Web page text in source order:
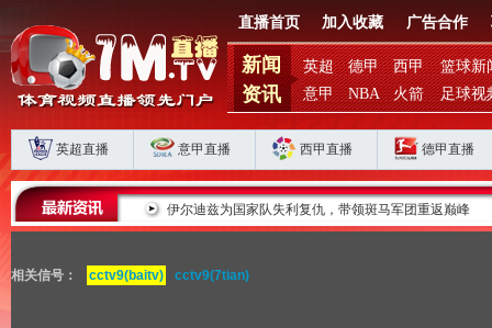
直播首页 加入收藏 广告合作
新闻
资讯
英超 德甲 西甲
篮球新
意甲
NBA 火箭 足球视
英超直播 意甲直播 西甲直播 德甲直播
扣分时代生存 伊尔迪兹为国家队失利复仇，带领斑马军团重返巅峰
相关信号： cctv9(baitv) cctv9(7tian)